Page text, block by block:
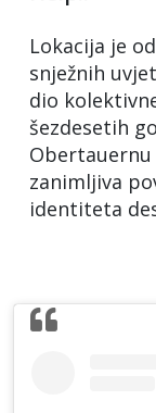
Lokacija je
snježnih
dio
šezdesetih
zanimljiva
identiteta